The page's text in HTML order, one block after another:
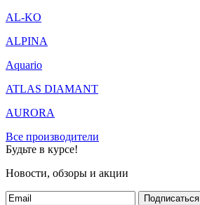
AL-KO
ALPINA
Aquario
ATLAS DIAMANT
AURORA
Все производители
Будьте в курсе!
Новости, обзоры и акции
Подписаться